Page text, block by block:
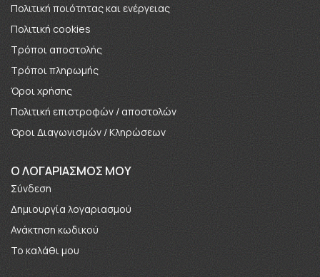
Πολιτική ποιότητας και ενέργειας
Πολιτική cookies
Τρόποι αποστολής
Τρόποι πληρωμής
Όροι χρήσης
Πολιτική επιστροφών / αποστολών
Όροι Διαγωνισμών / Κληρώσεων
O ΛΟΓΑΡΙΑΣΜΟΣ ΜΟΥ
Σύνδεση
Δημιουργία λογαριασμού
Ανάκτηση κωδικού
Το καλάθι μου